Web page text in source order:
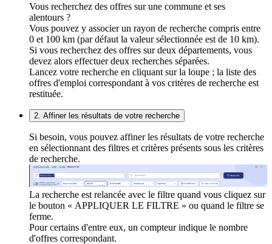
Vous recherchez des offres sur une commune et ses
alentours ?
Vous pouvez y associer un rayon de recherche compris entre
0 et 100 km (par défaut la valeur sélectionnée est de 10 km).
Si vous recherchez des offres sur deux départements, vous
devez alors effectuer deux recherches séparées.
Lancez votre recherche en cliquant sur la loupe ; la liste des
offres d'emploi correspondant à vos critères de recherche est
restituée.
2. Affiner les résultats de votre recherche
Si besoin, vous pouvez affiner les résultats de votre recherche
en sélectionnant des filtres et critères présents sous les critères
de recherche.
La recherche est relancée avec le filtre quand vous cliquez sur
le bouton « APPLIQUER LE FILTRE » ou quand le filtre se
ferme.
Pour certains d'entre eux, un compteur indique le nombre
d'offres correspondant.